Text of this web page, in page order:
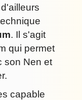
. Il s'agit
qui permet
son Nen et
capable